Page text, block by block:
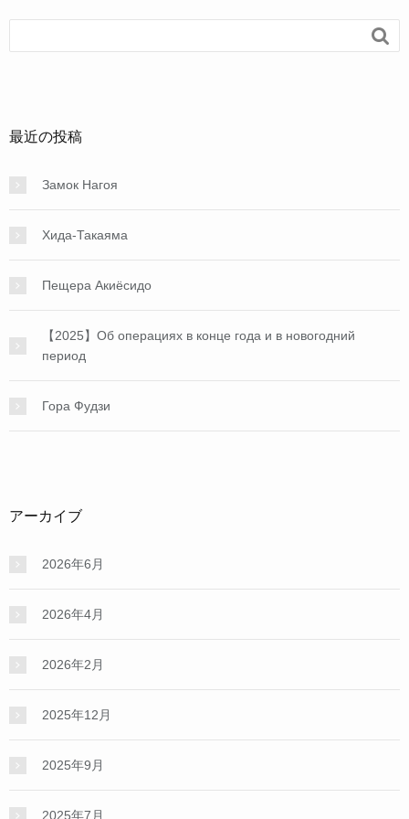
o
o

最近の投稿
Замок Нагоя
Хида-Такаяма
Пещера Акиёсидо
【2025】Об операциях в конце года и в новогодний
период
Гора Фудзи
アーカイブ
2026年6月
2026年4月
2026年2月
2025年12月
2025年9月
2025年7月